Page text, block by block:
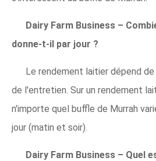
Dairy Farm Business –
donne-t-il par jour ?
Le rendement laitier dépend
de l'entretien. Sur un rendement
n'importe quel buffle de Murrah
jour (matin et soir).
Dairy Farm Business – Quel